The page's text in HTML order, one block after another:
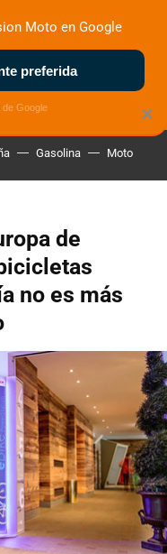
MOTOS ELÉCTRICAS
Gasolina Moto
de
no es más
×
Moto en Google
preferida
Google